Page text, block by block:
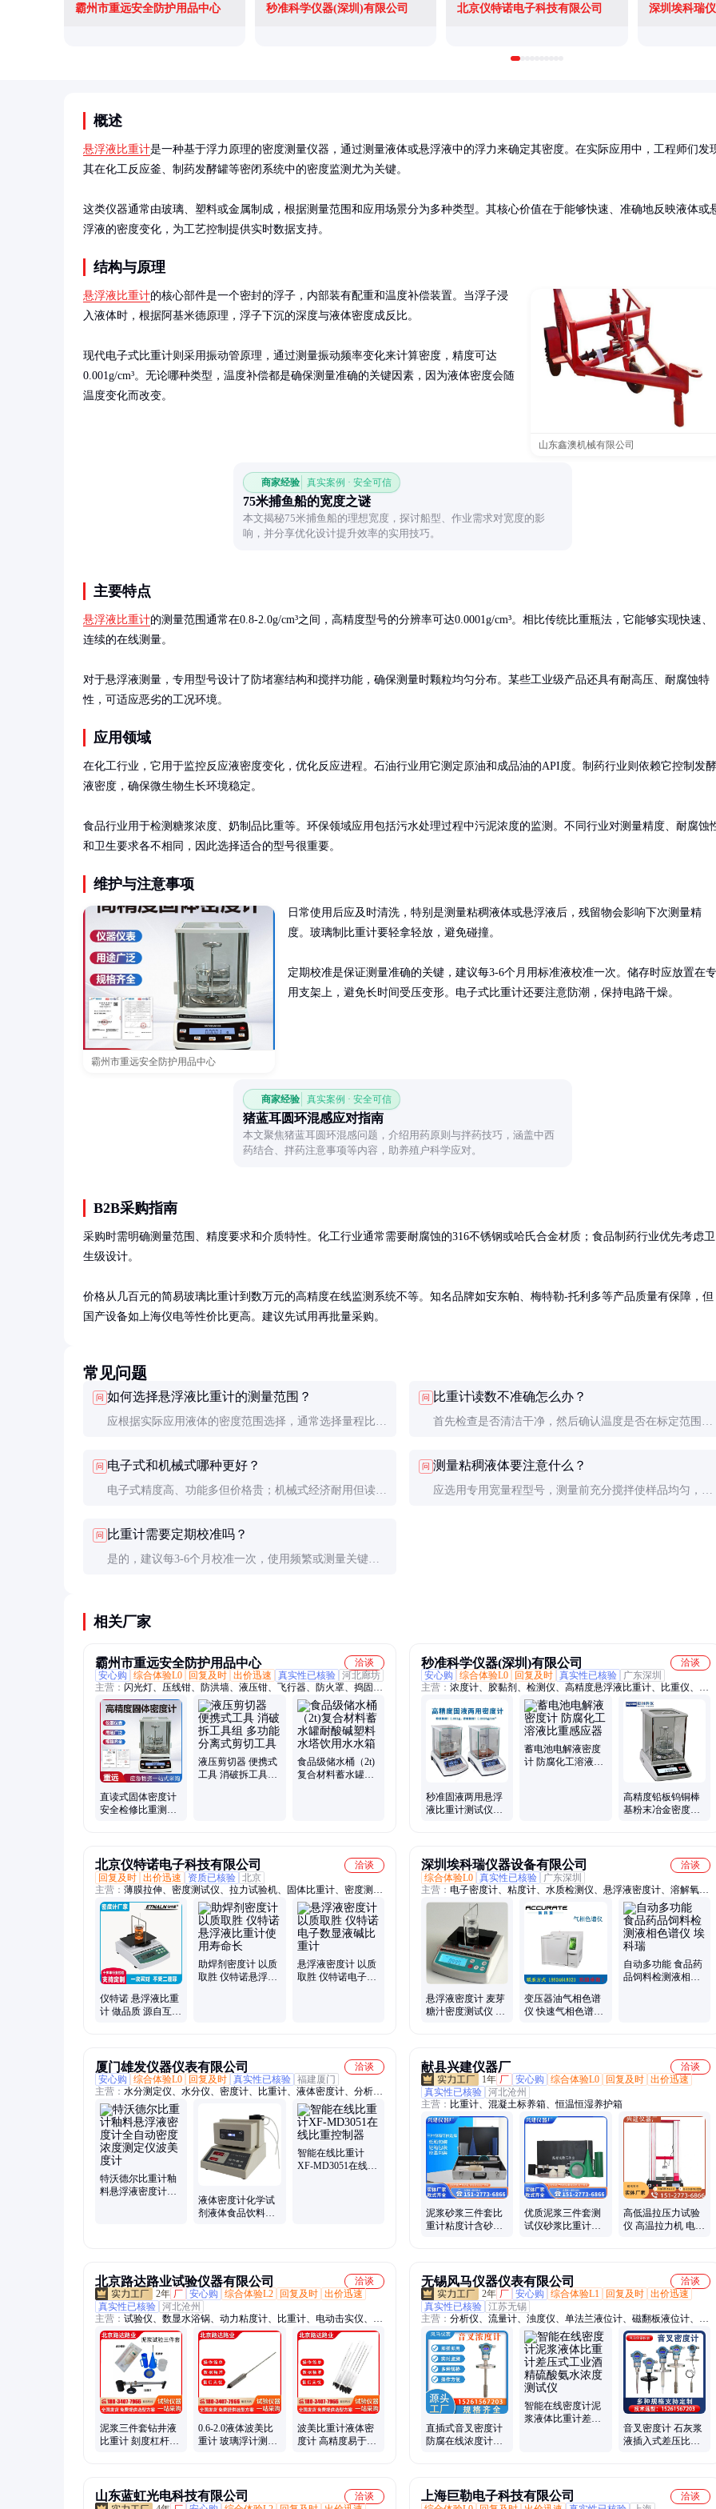
霸州市重远安全防护用品中心 秒准科学仪器(深圳)有限公司 北京仪特诺电子科技有限公司 深圳埃科瑞
概述
悬浮液比重计是一种基于浮力原理的密度测量仪器，通过测量液体或悬浮液中的浮力来确定其密度。在实际应用中，工程师们发
其在化工反应釜、制药发酵罐等密闭系统中的密度监测尤为关键。
这类仪器通常由玻璃、塑料或金属制成，根据测量范围和应用场景分为多种类型。其核心价值在于能够快速、准确地反映液体或
浮液的密度变化，为工艺控制提供实时数据支持。
结构与原理
山东鑫澳机械有限公司
悬浮液比重计的核心部件是一个密封的浮子，内部装有配重和温度补偿装置。当浮子浸
入液体时，根据阿基米德原理，浮子下沉的深度与液体密度成反比。
现代电子式比重计则采用振动管原理，通过测量振动频率变化来计算密度，精度可达
0.001g/cm³。无论哪种类型，温度补偿都是确保测量准确的关键因素，因为液体密度会随
温度变化而改变。
商家经验 真实案例 · 安全可信
75米捕鱼船的宽度之谜
本文揭秘75米捕鱼船的理想宽度，探讨船型、作业需求对宽度的影
响，并分享优化设计提升效率的实用技巧。
主要特点
悬浮液比重计的测量范围通常在0.8-2.0g/cm³之间，高精度型号的分辨率可达0.0001g/cm³。相比传统比重瓶法，它能够实现快速、
连续的在线测量。
对于悬浮液测量，专用型号设计了防堵塞结构和搅拌功能，确保测量时颗粒均匀分布。某些工业级产品还具有耐高压、耐腐蚀特
性，可适应恶劣的工况环境。
应用领域
在化工行业，它用于监控反应液密度变化，优化反应进程。石油行业用它测定原油和成品油的API度。制药行业则依赖它控制发酵
液密度，确保微生物生长环境稳定。
食品行业用于检测糖浆浓度、奶制品比重等。环保领域应用包括污水处理过程中污泥浓度的监测。不同行业对测量精度、耐腐蚀
和卫生要求各不相同，因此选择适合的型号很重要。
维护与注意事项
霸州市重远安全防护用品中心
日常使用后应及时清洗，特别是测量粘稠液体或悬浮液后，残留物会影响下次测量精
度。玻璃制比重计要轻拿轻放，避免碰撞。
定期校准是保证测量准确的关键，建议每3-6个月用标准液校准一次。储存时应放置在专
用支架上，避免长时间受压变形。电子式比重计还要注意防潮，保持电路干燥。
商家经验 真实案例 · 安全可信
猪蓝耳圆环混感应对指南
本文聚焦猪蓝耳圆环混感问题，介绍用药原则与拌药技巧，涵盖中西
药结合、拌药注意事项等内容，助养殖户科学应对。
B2B采购指南
采购时需明确测量范围、精度要求和介质特性。化工行业通常需要耐腐蚀的316不锈钢或哈氏合金材质；食品制药行业优先考虑卫
生级设计。
价格从几百元的简易玻璃比重计到数万元的高精度在线监测系统不等。知名品牌如安东帕、梅特勒-托利多等产品质量有保障，但
国产设备如上海仪电等性价比更高。建议先试用再批量采购。
常见问题
问 如何选择悬浮液比重计的测量范围？
应根据实际应用液体的密度范围选择，通常选择量程比实
过小则无法使用。
问 比重计读数不准确怎么办？
首先检查是否清洁干净，然后确认温度是否在标定范围
损坏。
问 电子式和机械式哪种更好？
电子式精度高、功能多但价格贵；机械式经济耐用但读数
式。
问 测量粘稠液体要注意什么？
应选用专用宽量程型号，测量前充分搅拌使样品均匀，测
问 比重计需要定期校准吗？
是的，建议每3-6个月校准一次，使用频繁或测量关键参
相关厂家
霸州市重远安全防护用品中心
洽谈
安心购
综合体验L0 回复及时 出价迅速 真实性已核验 河北廊坊
主营： 闪光灯、压线钳、防洪墙、液压钳、飞行器、防火罩、捣固
机、清扫机、阻流袋、探洞包、照明线、烟囱板、保护架、电动泵、
测量仪、除雪机、除草机、抓绳器、储水桶、手电筒、校直机、引流
线、脚踏带、绝缘毯、流速仪
直读式固体密度计
安全检修比重测试
液压剪切器 便携式
工具 消破拆工具组
食品级储水桶（2t)
复合材料蓄水罐耐
秒准科学仪器(深圳)有限公司
洽谈
安心购
综合体验L0 回复及时 真实性已核验
广东深圳
主营： 浓度计、胶黏剂、检测仪、高精度悬浮液比重计、比重仪、lcp
塑胶、测试仪、eps密度、密度计、光谱仪、pp熔喷料、当量密度、
发泡橡胶、海绵材料、工程陶瓷、电子橡胶、橡胶塑料、陶瓷颗粒、
粉末注射、黄金密度、粉尘堆积、x荧光光谱、ps塑料颗粒、pp塑料
颗粒、99陶瓷生胚、高精度粉末
秒准固液两用悬浮
液比重计测试仪体
蓄电池电解液密度
计 防腐化工溶液比
高精度铅板钨铜棒
基粉末冶金密度计
北京仪特诺电子科技有限公司
洽谈
回复及时 出价迅速 资质已核验 北京
主营： 薄膜拉伸、密度测试仪、拉力试验机、固体比重计、密度测定
仪、固体密度计、固体密度仪器
仪特诺 悬浮液比重
计 做品质 源自互惠
助焊剂密度计 以质
取胜 仪特诺悬浮液
悬浮液密度计 以质
取胜 仪特诺电子数
深圳埃科瑞仪器设备有限公司
洽谈
综合体验L0 真实性已核验
广东深圳
主营： 电子密度计、粘度计、水质检测仪、悬浮液密度计、溶解氧、
锡膏粘度计、马康粘度计、安东帕密度计、手持式密度计、便携式溶
氧仪、色差仪
悬浮液密度计 麦芽
糖汁密度测试仪 浆
变压器油气相色谱
仪 快速气相色谱仪
自动多功能 食品药
品饲料检测液相色
厦门雄发仪器仪表有限公司
洽谈
安心购
综合体验L0 回复及时 真实性已核验 福建厦门
主营： 水分测定仪、水分仪、密度计、比重计、液体密度计、分析天
平、密度仪、水分测试仪
特沃德尔比重计釉
料悬浮液密度计全
液体密度计化学试
剂液体食品饮料比
智能在线比重计
XF-MD3051在线比
献县兴建仪器厂
洽谈
1年 厂 安心购 综合体验L0 回复及时 出价迅速
真实性已核验 河北沧州
主营： 比重计、混凝土标养箱、恒温恒湿养护箱
泥浆砂浆三件套比
重计粘度计含砂量
优质泥浆三件套测
试仪砂浆比重计含
高低温拉压力试验
仪 高温拉力机 电子
北京路达路业试验仪器有限公司
洽谈
2年 厂 安心购 综合体验L2 回复及时 出价迅速
真实性已核验 河北沧州
主营： 试验仪、数显水浴锅、动力粘度计、比重计、电动击实仪、抗
折试验机、湿度控制仪、耐磨试验机、无侧限压力、承载比测定仪、
混凝土抗渗仪、凝结时间测定仪、反复弯曲试验机、恒温恒湿养护
箱、沥青设备、混凝土设备、土工设备、粗粒土设备、建筑设备
泥浆三件套钻井液
比重计 刻度杠杆主
0.6-2.0液体波美比
重计 玻璃浮计测柴
波美比重计液体密
度计 高精度易于读
无锡风马仪器仪表有限公司
洽谈
2年 厂 安心购 综合体验L1 回复及时 出价迅速
真实性已核验 江苏无锡
主营： 分析仪、流量计、浊度仪、单法兰液位计、磁翻板液位计、浊
度计、压力传感器、污泥界面仪、河水检测设备、污泥厚度检测仪、
污水水质检测仪
直插式音叉密度计
防腐在线浓度计盐
智能在线密度计泥
浆液体比重计差压
音叉密度计 石灰浆
液插入式差压比重
山东蓝虹光电科技有限公司
洽谈
上海巨勒电子科技有限公司
洽谈